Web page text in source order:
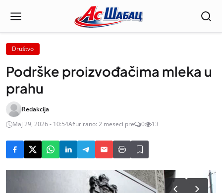
Društvo
Podrške proizvođačima mleka u
prahu
Redakcija
Maj 29, 2026 - 10:54Ažurirano: 2 meseci pre 0 13